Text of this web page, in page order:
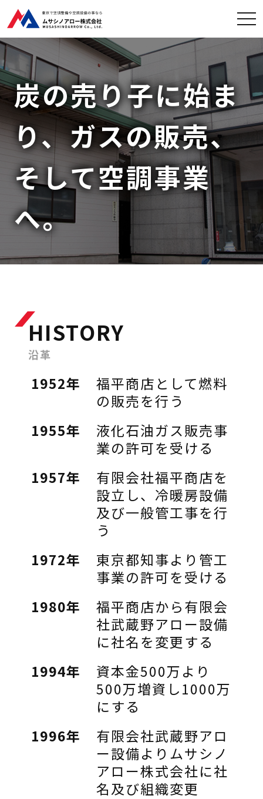
炭の売り子に始ま
り、ガスの販売、
そして空調事業
へ。
HISTORY
沿革
1952年
福平商店として燃料
の販売を行う
1955年
液化石油ガス販売事
業の許可を受ける
1957年
有限会社福平商店を
設立し、冷暖房設備
及び一般管工事を行
う
1972年
東京都知事より管工
事業の許可を受ける
1980年
福平商店から有限会
社武蔵野アロー設備
に社名を変更する
1994年
資本金500万より
500万増資し1000万
にする
1996年
有限会社武蔵野アロ
ー設備よりムサシノ
アロー株式会社に社
名及び組織変更